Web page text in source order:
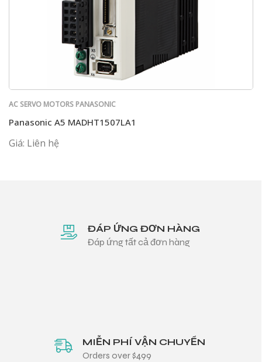
AC SERVO MOTORS PANASONIC
Panasonic A5 MADHT1507LA1
Giá: Liên hệ
ĐÁP ỨNG ĐƠN HÀNG
Đáp ứng tất cả đơn hàng
MIỄN PHÍ VẬN CHUYỂN
Orders over $499